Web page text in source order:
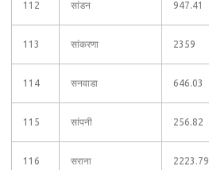
112 सांडन 947.41
113 सांकरणा 2359
114 सनवाडा 646.03
115 सांपनी 256.82
116 सराना 2223.79